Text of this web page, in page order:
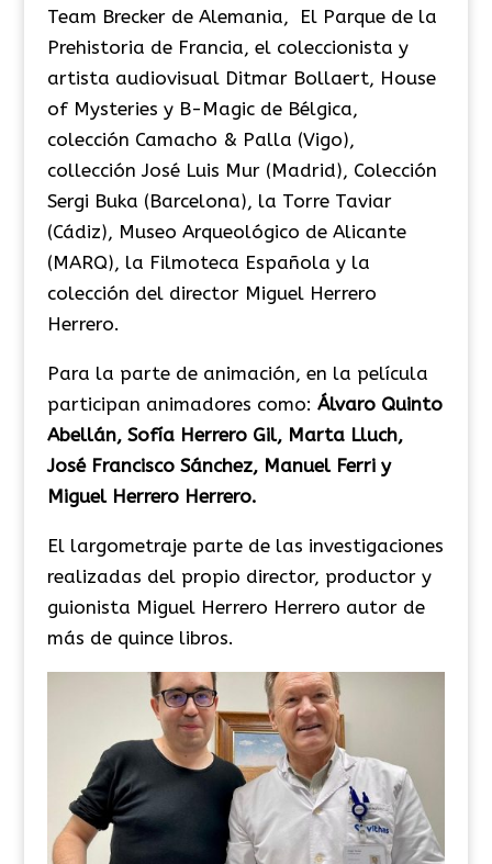
Team Brecker de Alemania, El Parque de la
Prehistoria de Francia, el coleccionista y
artista audiovisual Ditmar Bollaert, House
of Mysteries y B-Magic de Bélgica,
colección Camacho & Palla (Vigo),
collección José Luis Mur (Madrid), Colección
Sergi Buka (Barcelona), la Torre Taviar
(Cádiz), Museo Arqueológico de Alicante
(MARQ), la Filmoteca Española y la
colección del director Miguel Herrero
Herrero.
Para la parte de animación, en la película
participan animadores como: Álvaro Quinto
Abellán, Sofía Herrero Gil, Marta Lluch,
José Francisco Sánchez, Manuel Ferri y
Miguel Herrero Herrero.
El largometraje parte de las investigaciones
realizadas del propio director, productor y
guionista Miguel Herrero Herrero autor de
más de quince libros.